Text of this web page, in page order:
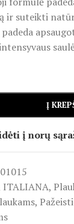
ir suteikti
Į
į norų
ITALIANA,
,